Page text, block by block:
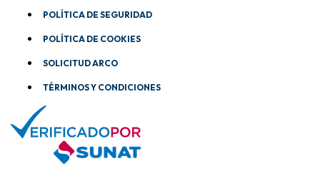
POLÍTICA DE SEGURIDAD
POLÍTICA DE COOKIES
SOLICITUD ARCO
TÉRMINOS Y CONDICIONES